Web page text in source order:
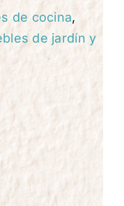
de cocina,
de jardín y